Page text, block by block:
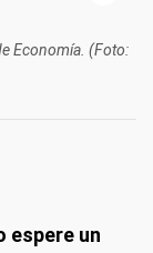
Economía. (Foto:
espere un